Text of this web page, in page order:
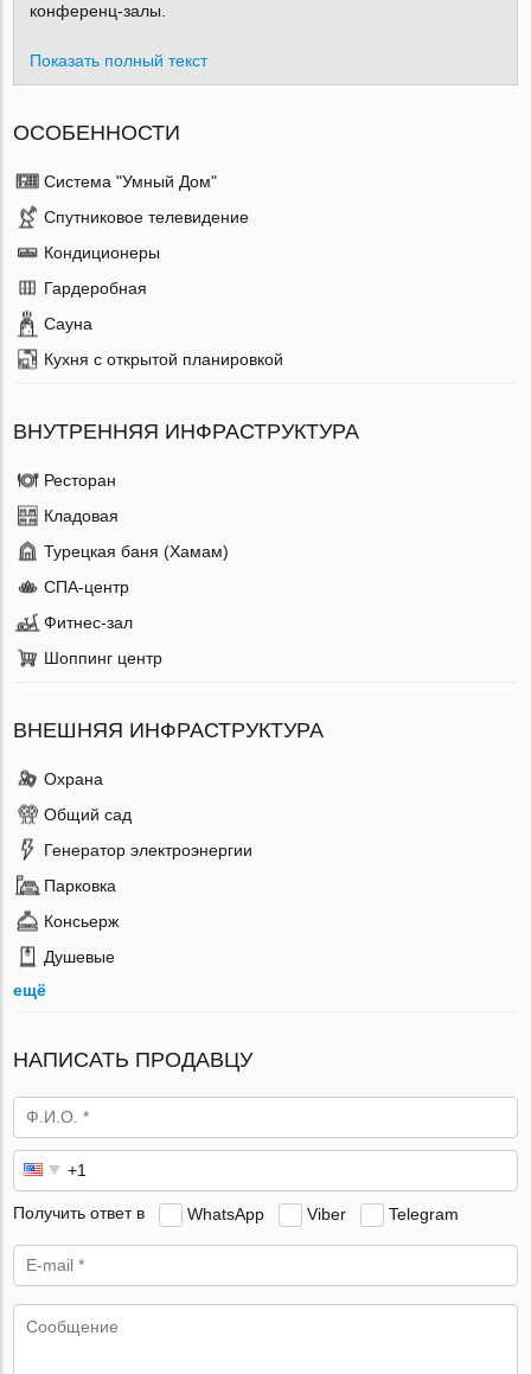
конференц-залы.
Показать полный текст
ОСОБЕННОСТИ
Система "Умный Дом"
Спутниковое телевидение
Кондиционеры
Гардеробная
Сауна
Кухня с открытой планировкой
ВНУТРЕННЯЯ ИНФРАСТРУКТУРА
Ресторан
Кладовая
Турецкая баня (Хамам)
СПА-центр
Фитнес-зал
Шоппинг центр
ВНЕШНЯЯ ИНФРАСТРУКТУРА
Охрана
Общий сад
Генератор электроэнергии
Парковка
Консьерж
Душевые
ещё
НАПИСАТЬ ПРОДАВЦУ
Получить ответ в WhatsApp Viber Telegram